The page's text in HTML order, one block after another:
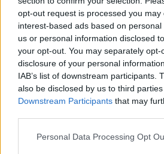
opt-out request is processed you may
interest-based ads based on
us or personal information disclosed
your opt-out. You may separately
disclosure of your personal
IAB’s list of downstream participants.
also be disclosed by us to third
Downstream Participants that may
Personal Data Processing Opt
Τρίτη ημέρα του εορτασμού της 50ης
Πολυτεχνείου, Παρασκευή 17 Νοεμβρίου
Μπόλαρη / Eurokinissi)
Πολυτεχνείο, προκειμένου να